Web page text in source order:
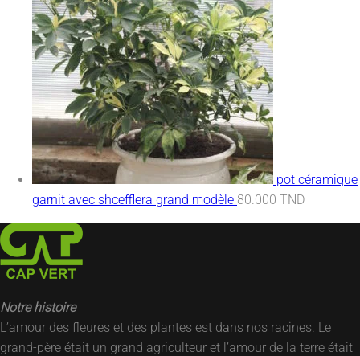
pot céramique
garnit avec shcefflera grand modèle 80.000 TND
Notre histoire
L’amour des fleures et des plantes est dans nos racines. Le
grand-père était un grand agriculteur et l’amour de la terre était